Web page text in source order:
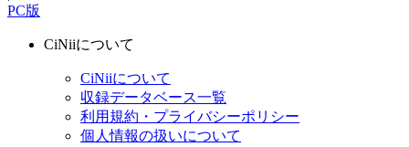
PC版
CiNiiについて
CiNiiについて
収録データベース一覧
利用規約・プライバシーポリシー
個人情報の扱いについて